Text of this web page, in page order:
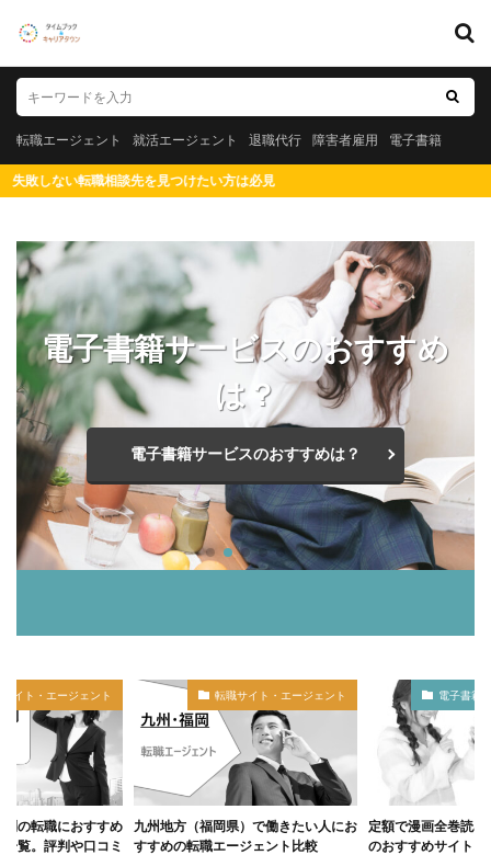
転職エージェント 就活エージェント 退職代行 障害者雇用 電子書籍
い転職相談先を見つけたい方は必見
電子書籍サービスのおすすめ
は？
電子書籍サービスのおすすめは？
サイト・エージェント
）で働きたい人にお
ジェント比較
電子書籍・ビジネス書・雑誌
定額で漫画全巻読み放題（サブスク）
のおすすめサイト・アプリ。無料制限
転職サ
九州地方（福岡県
卒など20代におす
電子書籍
カテゴリー
タグ
20代 測量士 社会保険労務士 短大
知財
知的財産
男性 漫画 測量士補
法務
福岡県
比較 正社員 東海地方
東北地方
札幌市
未経験 既卒
愛知県名古屋市
社労士
税理士事務所 悲惨
転職エージェント
電気工事施工管理士
電子書籍 難しい
関西
転職活動
転職支援
転職ナビサイト
心理カウンセラー
30代
ビルメンテナンス
九州エリア
中退 中卒
みじめ
マネジメント
フリーター
ビル設備管理技能士
ハイクラス
二－ト ニート
サイト
アプリ
50代 40代 九州地方
人事労務